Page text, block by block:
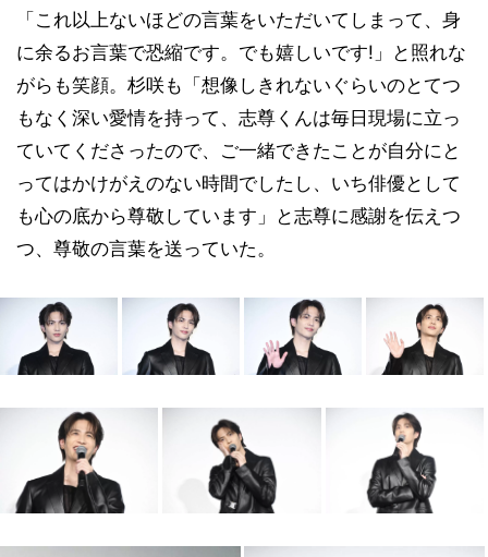
「これ以上ないほどの言葉をいただいてしまって、身
に余るお言葉で恐縮です。でも嬉しいです!」と照れな
がらも笑顔。杉咲も「想像しきれないぐらいのとてつ
もなく深い愛情を持って、志尊くんは毎日現場に立っ
ていてくださったので、ご一緒できたことが自分にと
ってはかけがえのない時間でしたし、いち俳優として
も心の底から尊敬しています」と志尊に感謝を伝えつ
つ、尊敬の言葉を送っていた。